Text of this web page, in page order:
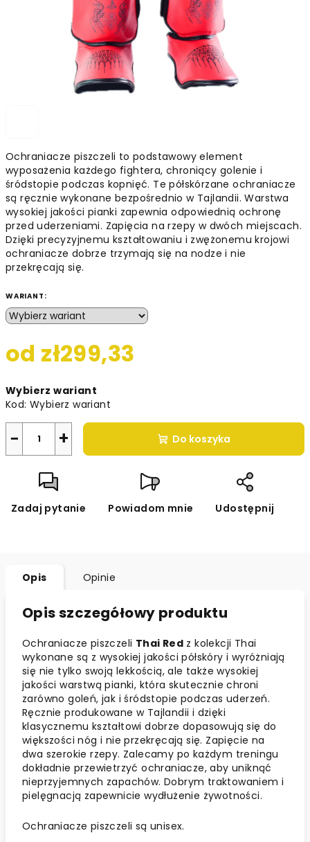
Ochraniacze piszczeli to podstawowy element
wyposażenia każdego fightera, chroniący golenie i
śródstopie podczas kopnięć. Te półskórzane ochraniacze
są ręcznie wykonane bezpośrednio w Tajlandii. Warstwa
wysokiej jakości pianki zapewnia odpowiednią ochronę
przed uderzeniami. Zapięcia na rzepy w dwóch miejscach.
Dzięki precyzyjnemu kształtowaniu i zwężonemu krojowi
ochraniacze dobrze trzymają się na nodze i nie
przekręcają się.
WARIANT:
od zł299,33
jednostkowa:
Wybierz wariant
Kod: Wybierz wariant
+
− Do koszyka
Zadaj pytanie Powiadom mnie Udostępnij
Opis Opinie
Opis szczegółowy produktu
Ochraniacze piszczeli Thai Red z kolekcji Thai
wykonane są z wysokiej jakości półskóry i wyróżniają
się nie tylko swoją lekkością, ale także wysokiej
jakości warstwą pianki, która skutecznie chroni
zarówno goleń, jak i śródstopie podczas uderzeń.
Ręcznie produkowane w Tajlandii i dzięki
klasycznemu kształtowi dobrze dopasowują się do
większości nóg i nie przekręcają się. Zapięcie na
dwa szerokie rzepy. Zalecamy po każdym treningu
dokładnie przewietrzyć ochraniacze, aby uniknąć
nieprzyjemnych zapachów. Dobrym traktowaniem i
pielęgnacją zapewnicie wydłużenie żywotności.
Ochraniacze piszczeli są unisex.